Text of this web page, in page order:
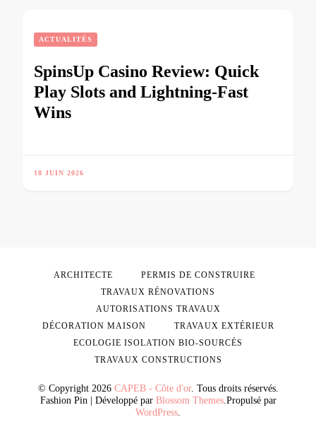
ACTUALITÉS
SpinsUp Casino Review: Quick
Play Slots and Lightning‑Fast
Wins
18 JUIN 2026
© Copyright 2026 CAPEB - Côte d'or. Tous droits réservés.
Fashion Pin | Développé par Blossom Themes.Propulsé par
WordPress
ARCHITECTE
PERMIS DE CONSTRUIRE
TRAVAUX RÉNOVATIONS
AUTORISATIONS TRAVAUX
DÉCORATION MAISON
TRAVAUX EXTÉRIEUR
ECOLOGIE ISOLATION BIO-SOURCÉS
TRAVAUX CONSTRUCTIONS